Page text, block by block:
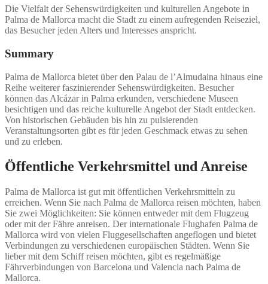
Die Vielfalt der Sehenswürdigkeiten und kulturellen Angebote in
Palma de Mallorca macht die Stadt zu einem aufregenden Reiseziel,
das Besucher jeden Alters und Interesses anspricht.
Summary
Palma de Mallorca bietet über den Palau de l’Almudaina hinaus eine
Reihe weiterer faszinierender Sehenswürdigkeiten. Besucher
können das Alcázar in Palma erkunden, verschiedene Museen
besichtigen und das reiche kulturelle Angebot der Stadt entdecken.
Von historischen Gebäuden bis hin zu pulsierenden
Veranstaltungsorten gibt es für jeden Geschmack etwas zu sehen
und zu erleben.
Öffentliche Verkehrsmittel und Anreise
Palma de Mallorca ist gut mit öffentlichen Verkehrsmitteln zu
erreichen. Wenn Sie nach Palma de Mallorca reisen möchten, haben
Sie zwei Möglichkeiten: Sie können entweder mit dem Flugzeug
oder mit der Fähre anreisen. Der internationale Flughafen Palma de
Mallorca wird von vielen Fluggesellschaften angeflogen und bietet
Verbindungen zu verschiedenen europäischen Städten. Wenn Sie
lieber mit dem Schiff reisen möchten, gibt es regelmäßige
Fährverbindungen von Barcelona und Valencia nach Palma de
Mallorca.